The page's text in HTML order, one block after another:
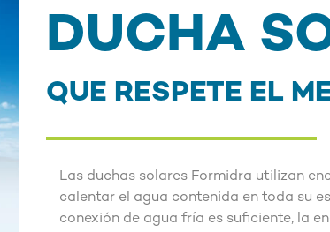
DUCHA
QUE RESPETE EL
Las duchas solares Formidra utilizan
calentar el agua contenida en toda su
conexión de agua fría es suficiente, la